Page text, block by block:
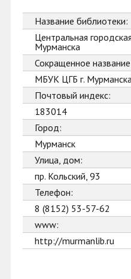
Название библиотеки:
Центральная
Мурманска
Сокращенное
МБУК ЦГБ г.
Почтовый индекс:
183014
Город:
Мурманск
Улица, дом:
пр. Кольский, 93
Телефон:
8 (8152) 53-57-62
www:
http://murmanlib.ru